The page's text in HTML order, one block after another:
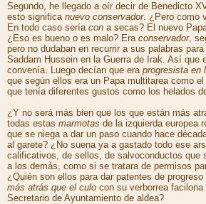
Segundo, he llegado a oír decir de Benedicto
esto significa nuevo conservador. ¿Pero como
En todo caso sería con a secas? El nuevo
¿Eso es bueno o es malo? Era conservador,
pero no dudaban en recurrir a sus palabras
Saddam Hussein en la Guerra de Irak. Así que
convenía. Luego decían que era progresista en
que según ellos era un Papa multitarea como el
que tenía diferentes gustos como los helados
¿Y no será más bien que los que están más
todas estas marmotas de la izquierda europea
que se niega a dar un paso cuando hace
al garete? ¿No suena ya a gastado todo ese
calificativos, de sellos, de salvoconductos que
a los demás, como si se tratara de permisos
¿Quién son ellos para dar patentes de
más atrás que el culo con su verborrea
Secretario de Ayuntamiento de aldea?